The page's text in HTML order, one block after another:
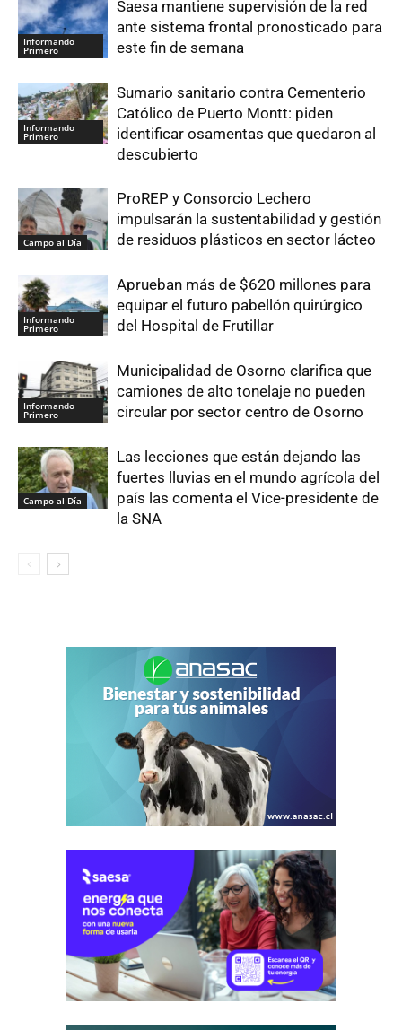
Informando
Primero
Saesa mantiene supervisión de la red
ante sistema frontal pronosticado para
este fin de semana
Informando
Primero
Sumario sanitario contra Cementerio
Católico de Puerto Montt: piden
identificar osamentas que quedaron al
descubierto
Campo al Día
ProREP y Consorcio Lechero
impulsarán la sustentabilidad y gestión
de residuos plásticos en sector lácteo
Informando
Primero
Aprueban más de $620 millones para
equipar el futuro pabellón quirúrgico
del Hospital de Frutillar
Informando
Primero
Municipalidad de Osorno clarifica que
camiones de alto tonelaje no pueden
circular por sector centro de Osorno
Campo al Día
Las lecciones que están dejando las
fuertes lluvias en el mundo agrícola del
país las comenta el Vice-presidente de
la SNA